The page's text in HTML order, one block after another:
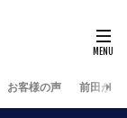
お客様の声 前田が行